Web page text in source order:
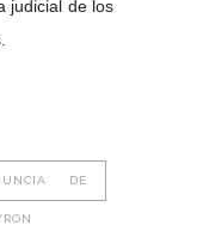
judicial de los
DE